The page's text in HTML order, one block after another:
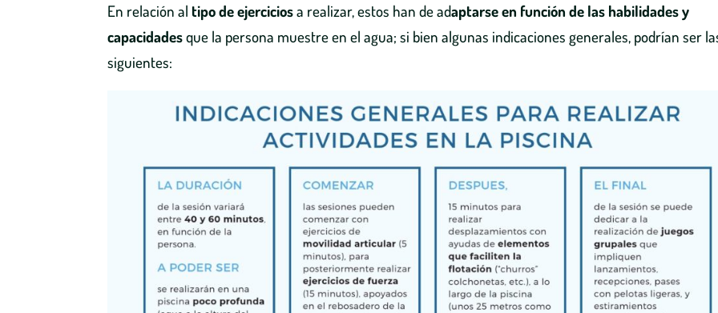
En relación altipo de ejerciciosa realizar, estos han de adaptarse en función de las habilidades y
capacidadesque la persona muestre en el agua; si bien algunas indicaciones generales, podrían ser
siguientes: